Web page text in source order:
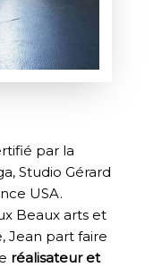
par la
Studio Gérard
USA.
Beaux arts et
Jean part faire
réalisateur et